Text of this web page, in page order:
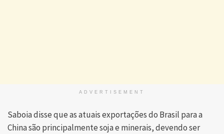
ADVERTISEMENT
Saboia disse que as atuais exportações do Brasil para a
China são principalmente soja e minerais, devendo ser